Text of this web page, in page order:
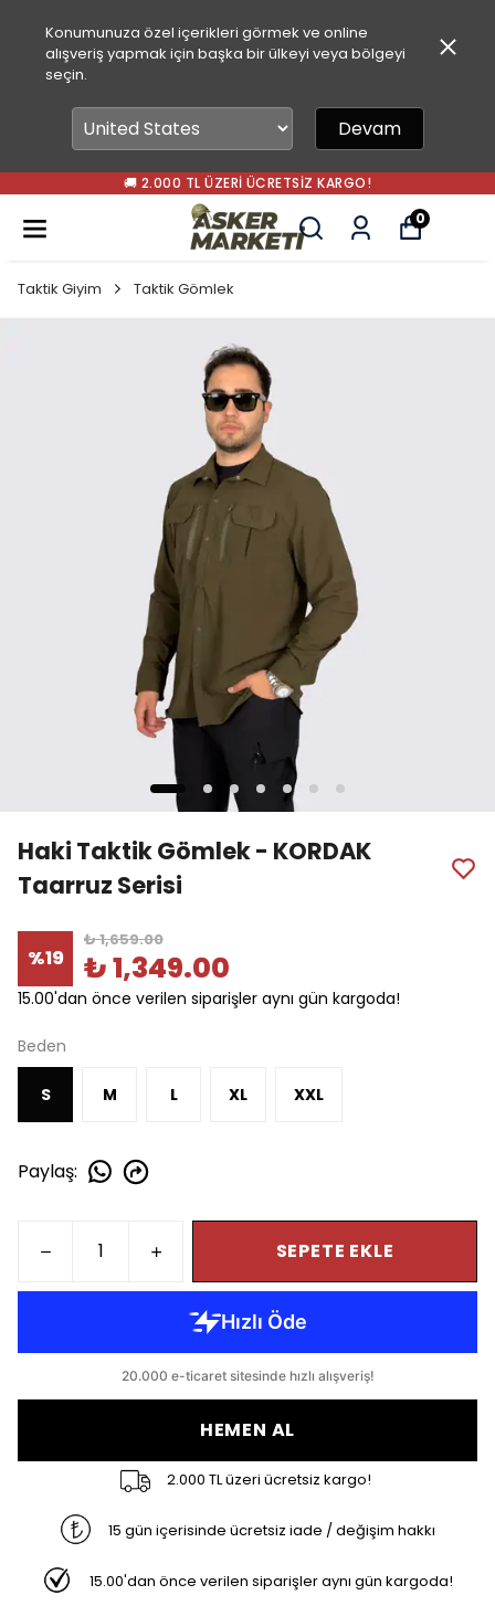
Konumunuza özel içerikleri görmek ve online
alışveriş yapmak için başka bir ülkeyi veya bölgeyi
seçin.
Devam
🚚 2.000 TL ÜZERI ÜCRETSIZ KARGO!
0
Taktik Giyim Taktik Gömlek
Haki Taktik Gömlek - KORDAK
Taarruz Serisi
%19
₺ 1,659.00
₺ 1,349.00
15.00'dan önce verilen siparişler aynı gün kargoda!
Beden
S M L XL XXL
Paylaş:
SEPETE EKLE
HEMEN AL
2.000 TL üzeri ücretsiz kargo!
15 gün içerisinde ücretsiz iade / değişim hakkı
15.00'dan önce verilen siparişler aynı gün kargoda!